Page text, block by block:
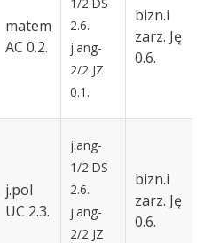
matem
AC 0.2.
2.6.
j.ang-
2/2 JZ
0.1.
bizn.i
zarz. Ję
0.6.
j.pol
UC 2.3.
j.ang-
1/2 DS
2.6.
j.ang-
2/2 JZ
bizn.i
zarz. Ję
0.6.